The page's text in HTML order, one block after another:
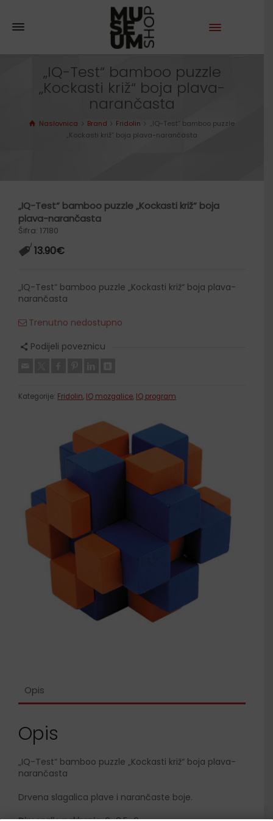
„IQ-Test“ bamboo puzzle
„Kockasti križ“ boja plava-
narančasta
Naslovnica Brand Fridolin
„IQ-Test“ bamboo puzzle
„Kockasti križ“ boja plava-narančasta
„IQ-Test“ bamboo puzzle „Kockasti križ“ boja
plava-narančasta
Šifra: 17180
13.90€
„IQ-Test“ bamboo puzzle „Kockasti križ“ boja plava-
narančasta
Trenutno nedostupno
Podijeli poveznicu
Kategorije: Fridolin, IQ mozgalice, IQ program
Opis
Opis
„IQ-Test“ bamboo puzzle „Kockasti križ“ boja plava-
narančasta
Drvena slagalica plave i narančaste boje.